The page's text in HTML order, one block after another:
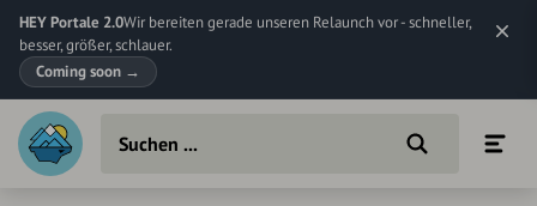
HEY Portale 2.0Wir bereiten gerade unseren Relaunch vor - schneller,
besser, größer, schlauer.
Coming soon →